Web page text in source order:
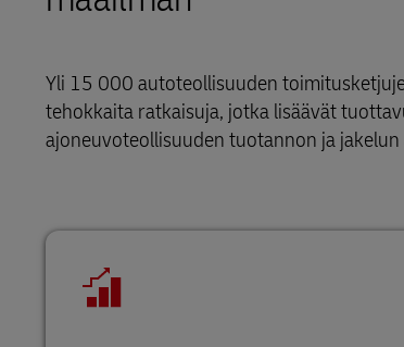
DHL SameDay
LifeTrack
LifeTrack
Lisätietoa portaaleista
Päälogistiikkakumppani
Teknologia
Yli 15 000 autoteollisuuden
tehokkaita ratkaisuja, jotka lisäävät
ajoneuvoteollisuuden tuotannon ja